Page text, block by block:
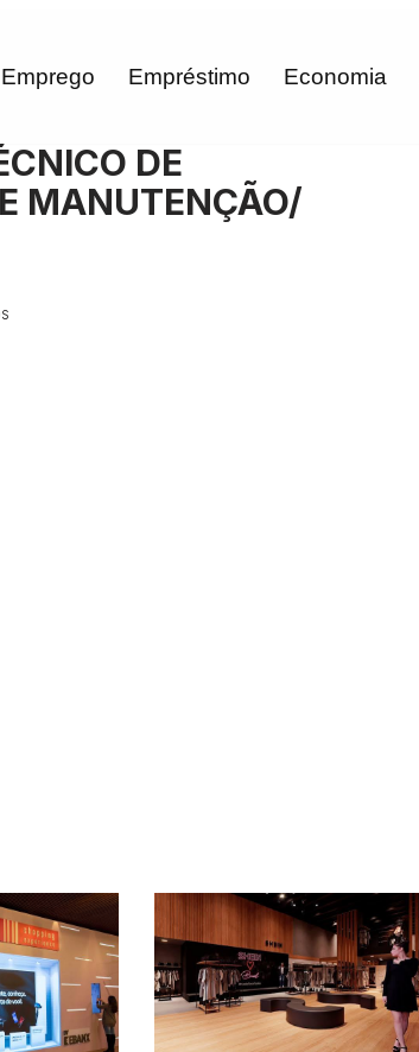
Emprego Empréstimo Economia
DE
MANUTENÇÃO/